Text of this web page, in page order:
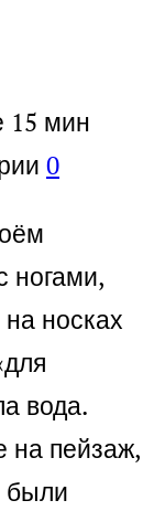
15 мин
0
ногами,
носках
вода.
на пейзаж,
были